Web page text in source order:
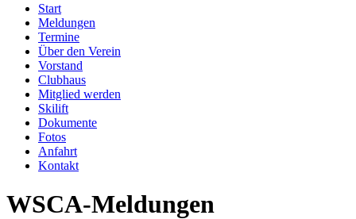
Start
Meldungen
Termine
Über den Verein
Vorstand
Clubhaus
Mitglied werden
Skilift
Dokumente
Fotos
Anfahrt
Kontakt
WSCA-Meldungen